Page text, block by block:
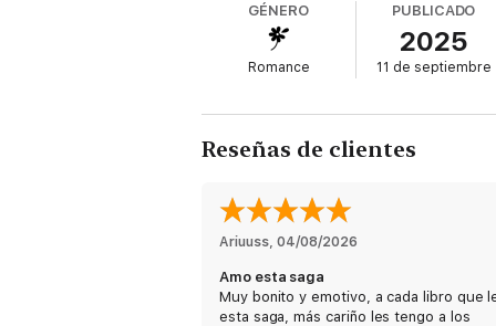
Es difícil confiar en este hombre..., pero
Más que difícil, es imposible, porque
vida.
Y luego le pido que olvide lo que ha
Se suponía que iba a ser una historia de
Un secreto.
Pero, por culpa de una consecuencia
GÉNERO
Romance
PUBLICADO
2025
11 de septiembre
Reseñas de clientes
Ariuuss, 04/08/2026
Amo esta saga
Muy bonito y emotivo, a cada libro que
esta saga, más cariño les tengo a los